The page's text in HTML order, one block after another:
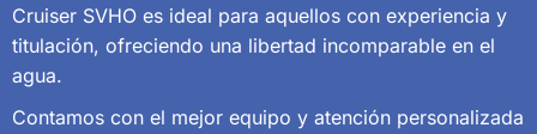
Cruiser SVHO es ideal para aquellos con experiencia y
titulación, ofreciendo una libertad incomparable en el
agua.
Contamos con el mejor equipo y atención personalizada